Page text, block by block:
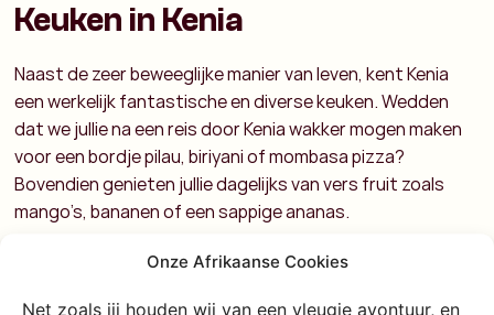
Onze Afrikaanse Cookies
Net zoals jij houden wij van een vleugje avontuur, en
Keuken in Kenia
Naast de zeer beweeglijke manier van leven, kent Kenia
een werkelijk fantastische en diverse keuken. Wedden
dat we jullie na een reis door Kenia wakker mogen maken
voor een bordje pilau, biriyani of mombasa pizza?
Bovendien genieten jullie dagelijks van vers fruit zoals
mango’s, bananen of een sappige ananas.
Taal in Kenia